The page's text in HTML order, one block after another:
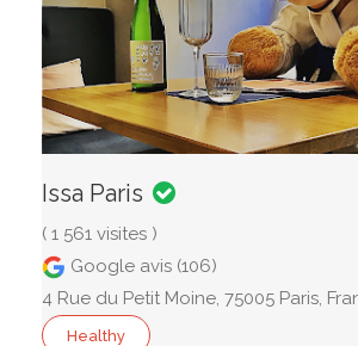
Issa Paris
( 1 561 visites )
Google avis (106)
4 Rue du Petit Moine, 75005 Paris,
Healthy